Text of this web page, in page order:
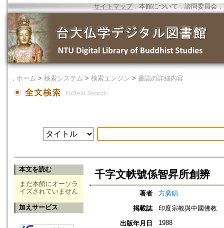
サイトマップ．本館について ． 諮問委員会 ．
． ホーム > 検索システム > 検索エンジン > 書誌の詳細内容
本文を読む
まだ本館にオーソラ
イズされていません
加えサービス
千字文帙號係智昇所創辨
著者
方廣錩
掲載誌
印度宗教與中國佛教
出版年月日
1988